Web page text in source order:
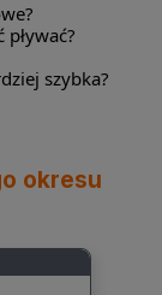
szybka?
okresu